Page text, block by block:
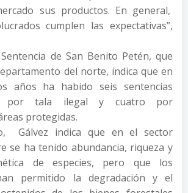
sus productos. En general,
cumplen las expectativas”,
de San Benito Petén, que
del norte, indica que en
años ha habido seis sentencias
por tala ilegal y cuatro por
protegidas.
Gálvez indica que en el sector
se ha tenido abundancia, riqueza y
de especies, pero que los
permitido la degradación y el